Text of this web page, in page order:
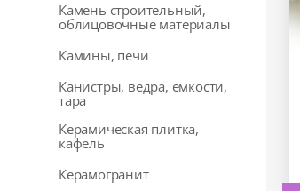
Камень строительный,
облицовочные материалы
Камины, печи
Канистры, ведра, емкости,
тара
Керамическая плитка,
кафель
Керамогранит